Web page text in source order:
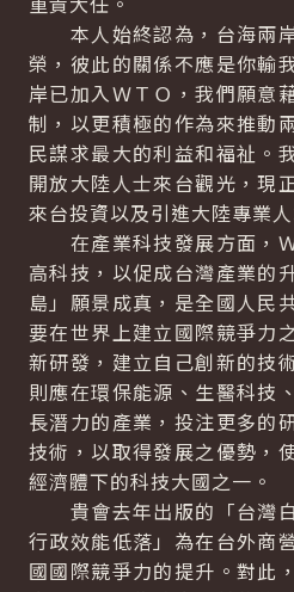
本人始終認為，台海兩
榮，彼此的關係不應是你輸
岸已加入ＷＴＯ，我們願意
制，以更積極的作為來推動
民謀求最大的利益和福祉。
開放大陸人士來台觀光，現
來台投資以及引進大陸專業
在產業科技發展方面，
高科技，以促成台灣產業的
島」願景成真，是全國人民
要在世界上建立國際競爭力
新研發，建立自己創新的技
則應在環保能源、生醫科技
長潛力的產業，投注更多的
技術，以取得發展之優勢，
經濟體下的科技大國之一。
貴會去年出版的「台灣
行政效能低落」為在台外商
國國際競爭力的提升。對此